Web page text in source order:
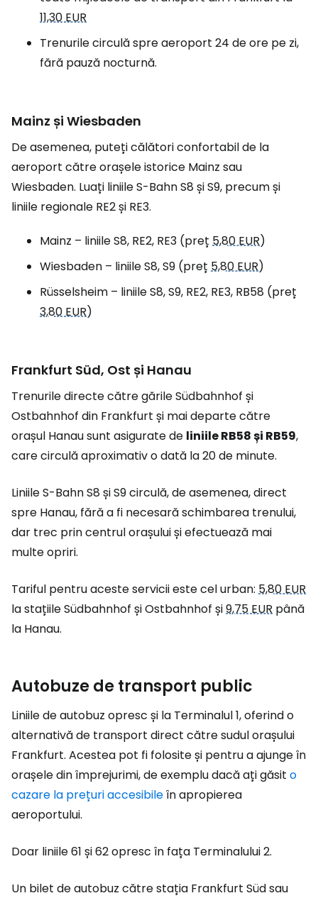
11,30 EUR
Trenurile circulă spre aeroport 24 de ore pe zi,
fără pauză nocturnă.
Mainz și Wiesbaden
De asemenea, puteți călători confortabil de la
aeroport către orașele istorice Mainz sau
Wiesbaden. Luați liniile S-Bahn S8 și S9, precum și
liniile regionale RE2 și RE3.
Mainz – liniile S8, RE2, RE3 (preț 5,80 EUR)
Wiesbaden – liniile S8, S9 (preț 5,80 EUR)
Rüsselsheim – liniile S8, S9, RE2, RE3, RB58 (preț
3,80 EUR)
Frankfurt Süd, Ost și Hanau
Trenurile directe către gările Südbahnhof și
Ostbahnhof din Frankfurt și mai departe către
orașul Hanau sunt asigurate de liniile RB58 și RB59,
care circulă aproximativ o dată la 20 de minute.
Liniile S-Bahn S8 și S9 circulă, de asemenea, direct
spre Hanau, fără a fi necesară schimbarea trenului,
dar trec prin centrul orașului și efectuează mai
multe opriri.
Tariful pentru aceste servicii este cel urban: 5,80 EUR
la stațiile Südbahnhof și Ostbahnhof și9,75 EUR până
la Hanau.
Autobuze de transport public
Liniile de autobuz opresc și la Terminalul 1, oferind o
alternativă de transport direct către sudul orașului
Frankfurt. Acestea pot fi folosite și pentru a ajunge în
orașele din împrejurimi, de exemplu dacă ați găsit o
cazare la prețuri accesibileîn apropierea
aeroportului.
Doar liniile 61 și 62 opresc în fața Terminalului 2.
Un bilet de autobuz către stația Frankfurt Süd sau